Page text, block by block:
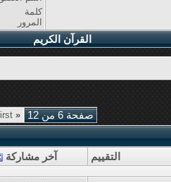
كلمة
المرور
القرآن الكريم
صفحة 6 من 12 «
التقييم
آخر مشاركة